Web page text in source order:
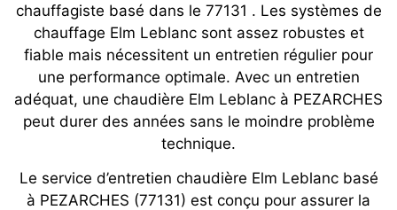
chauffagiste basé dans le 77131 . Les systèmes de
chauffage Elm Leblanc sont assez robustes et
fiable mais nécessitent un entretien régulier pour
une performance optimale. Avec un entretien
adéquat, une chaudière Elm Leblanc à PEZARCHES
peut durer des années sans le moindre problème
technique.
Le service d’entretien chaudière Elm Leblanc basé
à PEZARCHES (77131) est conçu pour assurer la